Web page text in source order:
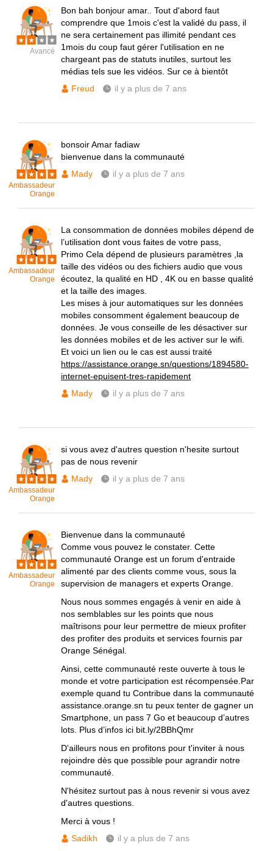
Avancé
Bon bah bonjour amar.. Tout d'abord faut
comprendre que 1mois c'est la validé du pass, il
ne sera certainement pas illimité pendant ces
1mois du coup faut gérer l'utilisation en ne
chargeant pas de statuts inutiles, surtout les
médias tels sue les vidéos. Sur ce à bientôt
Freud
il y a plus de 7 ans
Ambassadeur
Orange
bonsoir Amar fadiaw
bienvenue dans la communauté
Mady
il y a plus de 7 ans
Ambassadeur
Orange
La consommation de données mobiles dépend de
l’utilisation dont vous faites de votre pass,
Primo Cela dépend de plusieurs paramètres ,la
taille des vidéos ou des fichiers audio que vous
écoutez, la qualité en HD , 4K ou en basse qualité
et la taille des images.
Les mises à jour automatiques sur les données
mobiles consomment également beaucoup de
données. Je vous conseille de les désactiver sur
les données mobiles et de les activer sur le wifi.
Et voici un lien ou le cas est aussi traité
https://assistance.orange.sn/questions/1894580-
internet-epuisent-tres-rapidement
Mady
il y a plus de 7 ans
Ambassadeur
Orange
si vous avez d'autres question n'hesite surtout
pas de nous revenir
Mady
il y a plus de 7 ans
Ambassadeur
Orange
Bienvenue dans la communauté
Comme vous pouvez le constater. Cette
communauté Orange est un forum d'entraide
alimenté par des clients comme vous, sous la
supervision de managers et experts Orange.
Nous nous sommes engagés à venir en aide à
nos semblables sur les points que nous
maîtrisons pour leur permettre de mieux profiter
des profiter des produits et services fournis par
Orange Sénégal.
Ainsi, cette communauté reste ouverte à tous le
monde et votre participation est récompensée.Par
exemple quand tu Contribue dans la communauté
assistance.orange.sn tu peux tenter de gagner un
Smartphone, un pass 7 Go et beaucoup d’autres
lots. Plus d’infos ici bit.ly/2BBhQmr
D'ailleurs nous en profitons pour t'inviter à nous
rejoindre dès que possible pour agrandir notre
communauté.
N'hésitez surtout pas à nous revenir si vous avez
d'autres questions.
Merci à vous !
Sadikh
il y a plus de 7 ans